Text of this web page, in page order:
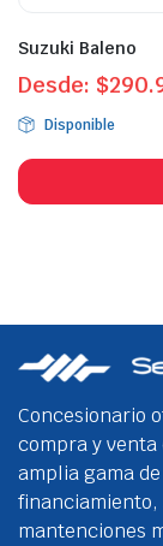
Suzuki Baleno
Desde: $
Disponible
Concesionario
compra y venta
amplia gama
mantenciones